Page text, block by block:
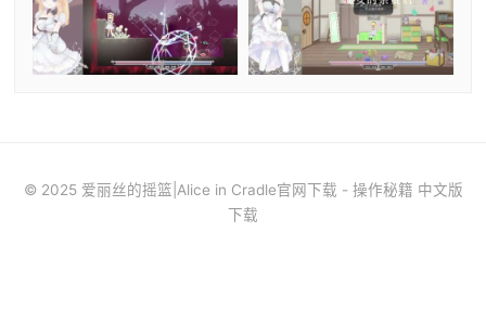
© 2025 爱丽丝的摇篮|Alice in Cradle官网下载 - 操作秘籍 中文版
下载